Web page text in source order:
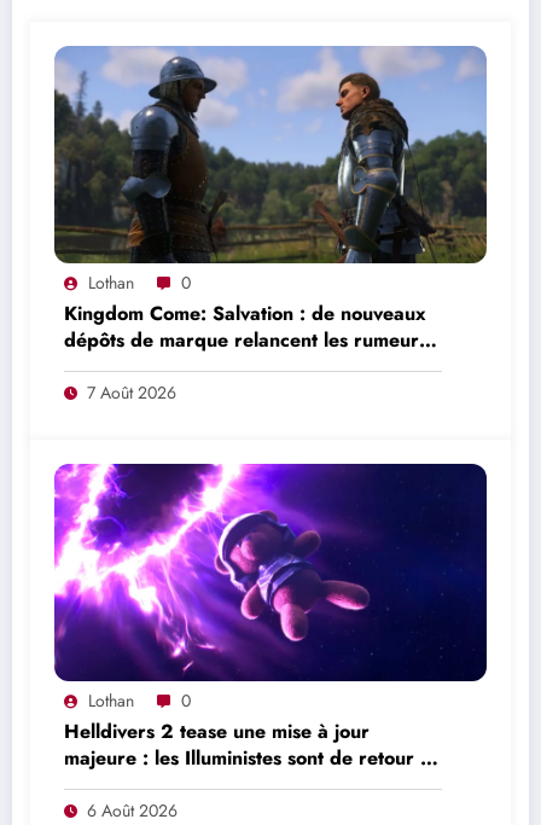
Lothan 0
Kingdom Come: Salvation : de nouveaux
dépôts de marque relancent les rumeurs
d’un mode en ligne
7 Août 2026
Lothan 0
Helldivers 2 tease une mise à jour
majeure : les Illuministes sont de retour et
une nouvelle offensive se prépare
6 Août 2026